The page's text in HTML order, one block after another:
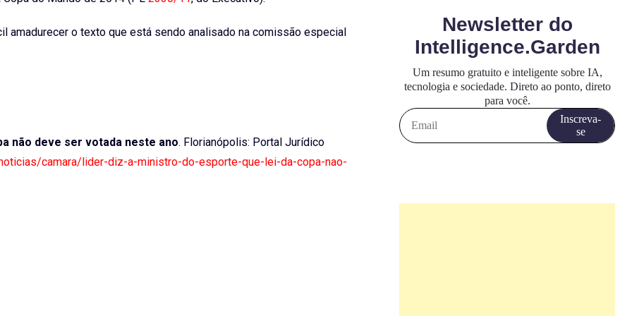
o texto que está sendo analisado na comissão especial
não deve ser votada neste ano. Florianópolis: Portal Jurídico
camara/lider-diz-a-ministro-do-esporte-que-lei-da-copa-nao-